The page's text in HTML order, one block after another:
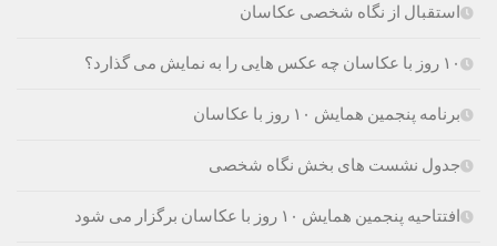
استقبال از نگاه شخصی عکاسان
۱۰ روز با عکاسان چه عکس هایی را به نمایش می گذارد؟
برنامه پنجمین همایش ۱۰ روز با عکاسان
جدول نشست های بخش نگاه شخصی
افتتاحیه پنجمین همایش ۱۰ روز با عکاسان برگزار می شود